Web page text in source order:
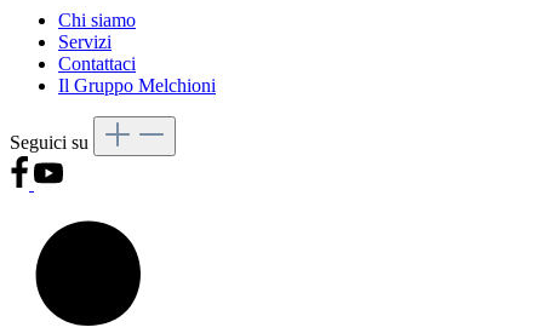
Chi siamo
Servizi
Contattaci
Il Gruppo Melchioni
Seguici su